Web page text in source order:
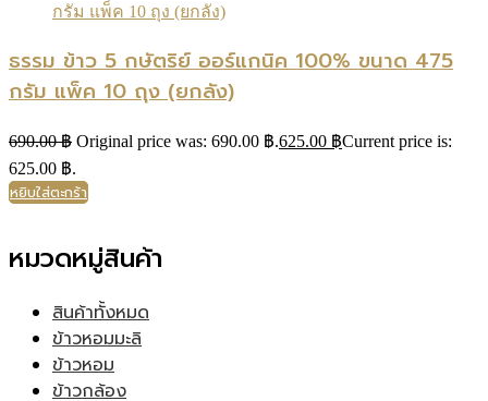
ธรรม ข้าว 5 กษัตริย์ ออร์แกนิค 100% ขนาด 475
กรัม แพ็ค 10 ถุง (ยกลัง)
690.00฿ Original price was: 690.00 ฿.625.00 ฿Current price is:
625.00 ฿.
หยิบใส่ตะกร้า
หมวดหมู่สินค้า
สินค้าทั้งหมด
ข้าวหอมมะลิ
ข้าวหอม
ข้าวกล้อง